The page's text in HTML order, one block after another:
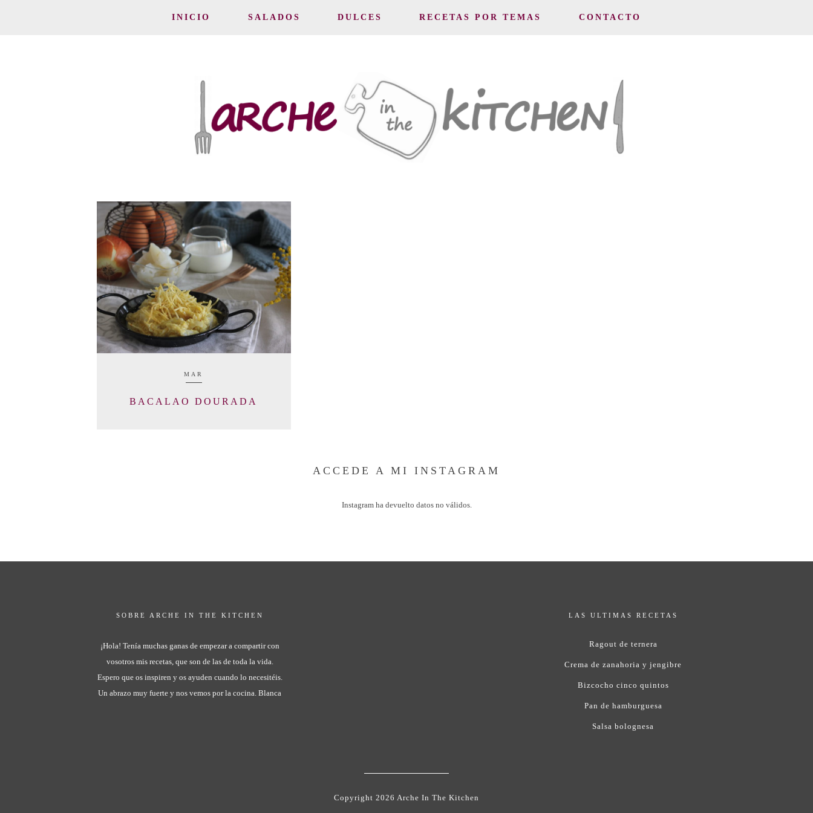
INICIO SALADOS DULCES RECETAS POR TEMAS CONTACTO
MAR
BACALAO DOURADA
ACCEDE A MI INSTAGRAM
Instagram ha devuelto datos no válidos.
SOBRE ARCHE IN THE KITCHEN
¡Hola! Tenía muchas ganas de empezar a compartir con
vosotros mis recetas, que son de las de toda la vida.
Espero que os inspiren y os ayuden cuando lo necesitéis.
Un abrazo muy fuerte y nos vemos por la cocina. Blanca
LAS ULTIMAS RECETAS
Ragout de ternera
Crema de zanahoria y jengibre
Bizcocho cinco quintos
Pan de hamburguesa
Salsa bolognesa
Copyright 2026 Arche In The Kitchen